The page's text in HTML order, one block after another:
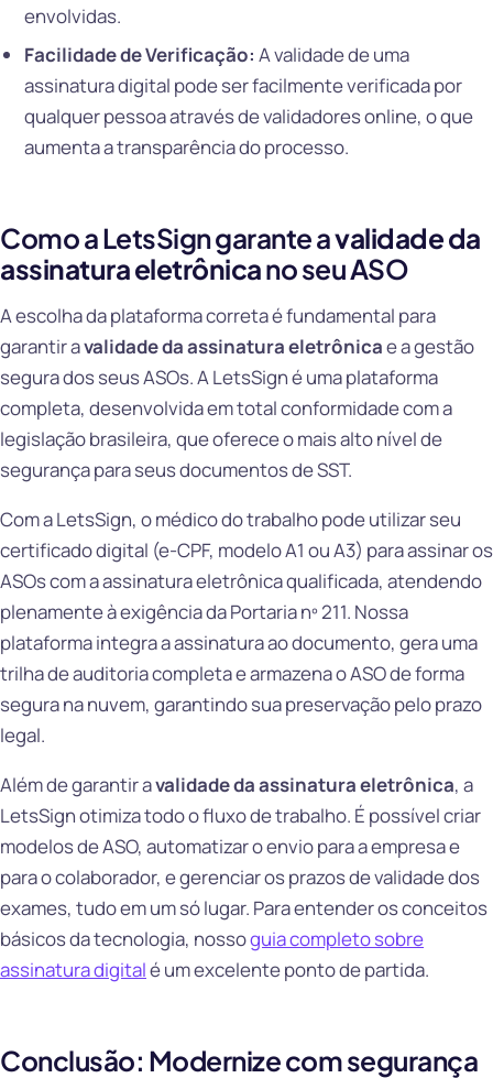
envolvidas.
Facilidade de Verificação: A validade de uma
assinatura digital pode ser facilmente verificada por
qualquer pessoa através de validadores online, o que
aumenta a transparência do processo.
Como a LetsSign garante avalidade da
assinatura eletrônicano seu ASO
A escolha da plataforma correta é fundamental para
garantir avalidade da assinatura eletrônicae a gestão
segura dos seus ASOs. A LetsSign é uma plataforma
completa, desenvolvida em total conformidade com a
legislação brasileira, que oferece o mais alto nível de
segurança para seus documentos de SST.
Com a LetsSign, o médico do trabalho pode utilizar seu
certificado digital (e-CPF, modelo A1 ou A3) para assinar os
ASOs com a assinatura eletrônica qualificada, atendendo
plenamente à exigência da Portaria nº 211. Nossa
plataforma integra a assinatura ao documento, gera uma
trilha de auditoria completa e armazena o ASO de forma
segura na nuvem, garantindo sua preservação pelo prazo
legal.
Além de garantir avalidade da assinatura eletrônica, a
LetsSign otimiza todo o fluxo de trabalho. É possível criar
modelos de ASO, automatizar o envio para a empresa e
para o colaborador, e gerenciar os prazos de validade dos
exames, tudo em um só lugar. Para entender os conceitos
básicos da tecnologia, nossoguia completo sobre
assinatura digitalé um excelente ponto de partida.
Conclusão: Modernize com segurança